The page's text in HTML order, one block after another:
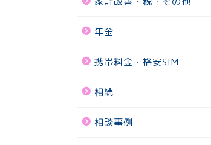
年金
携帯料金・格安SIM
相続
相談事例